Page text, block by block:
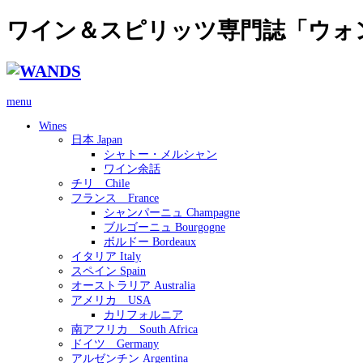
ワイン＆スピリッツ専門誌「ウォ
menu
Wines
日本 Japan
シャトー・メルシャン
ワイン余話
チリ Chile
フランス France
シャンパーニュ Champagne
ブルゴーニュ Bourgogne
ボルドー Bordeaux
イタリア Italy
スペイン Spain
オーストラリア Australia
アメリカ USA
カリフォルニア
南アフリカ South Africa
ドイツ Germany
アルゼンチン Argentina